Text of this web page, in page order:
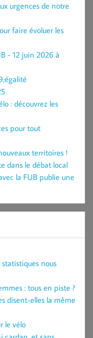
urgences de notre
faire évoluer les
- 12 juin 2026 à
: découvrez les
pour tout
territoires !
dans le débat local
la FUB publie une
nous
: tous en piste ?
disent-elles la même
le vélo